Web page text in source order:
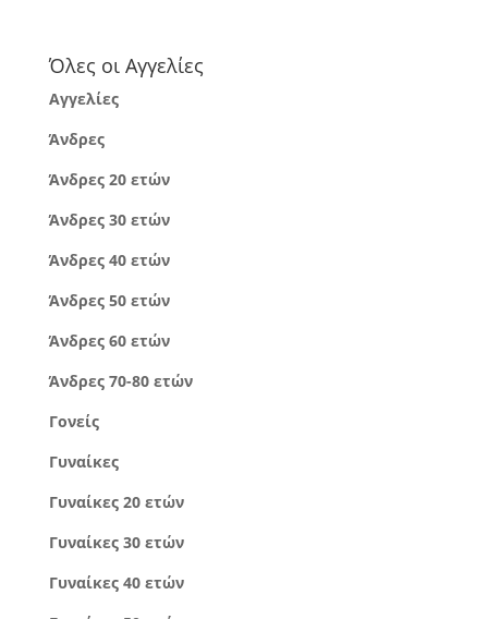
Όλες οι Αγγελίες
Αγγελίες
Άνδρες
Άνδρες 20 ετών
Άνδρες 30 ετών
Άνδρες 40 ετών
Άνδρες 50 ετών
Άνδρες 60 ετών
Άνδρες 70-80 ετών
Γονείς
Γυναίκες
Γυναίκες 20 ετών
Γυναίκες 30 ετών
Γυναίκες 40 ετών